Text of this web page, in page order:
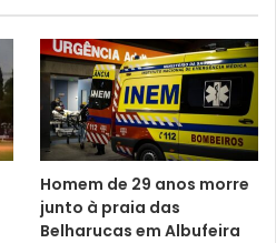
Homem de 29 anos morre
junto à praia das
Belharucas em Albufeira